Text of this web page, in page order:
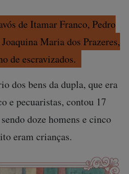
de Itamar Franco, Pedro
Maria dos Prazeres,
de escravizados.
dos bens da dupla, que era
e pecuaristas, contou 17
doze homens e cinco
eram crianças.